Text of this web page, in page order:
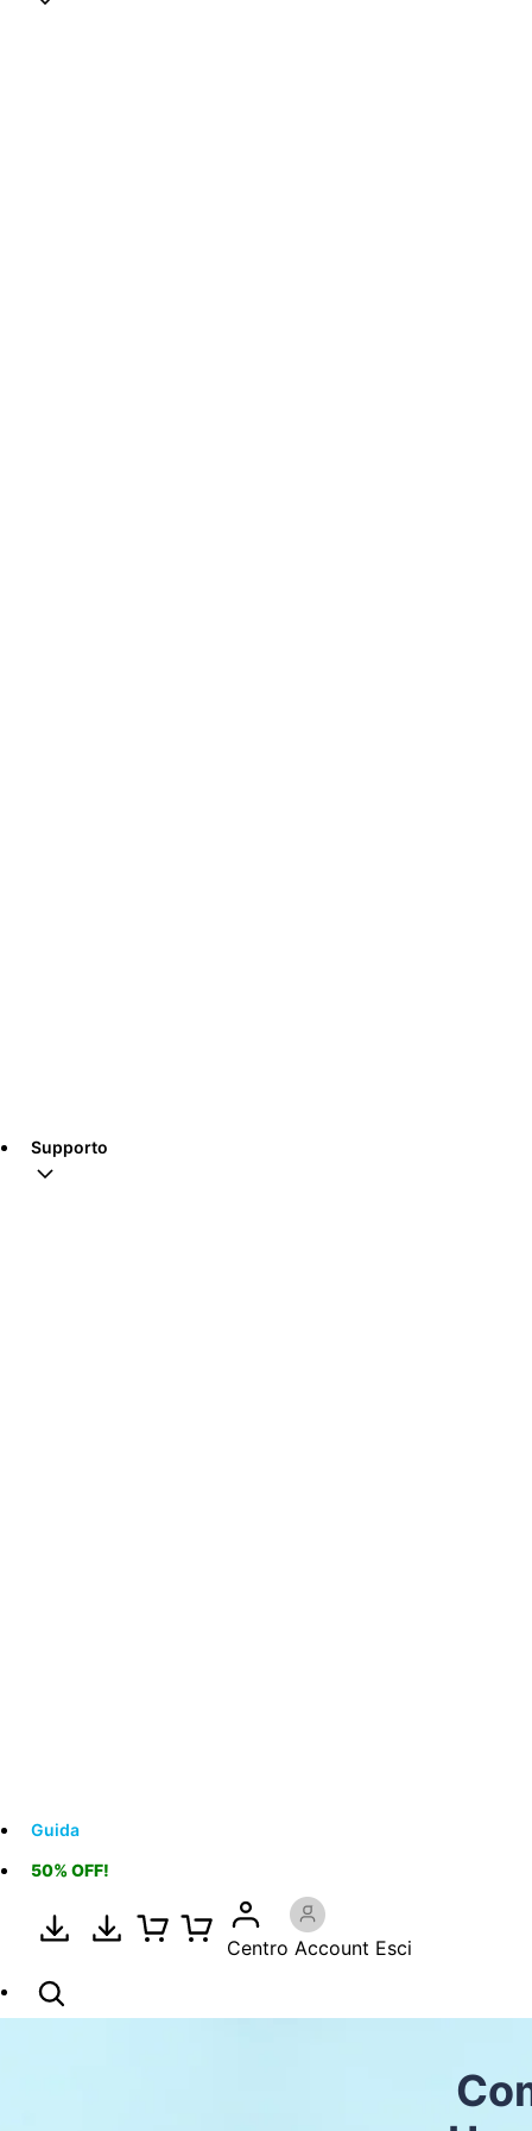
Supporto
Guida
50% OFF!
Centro Account Esci